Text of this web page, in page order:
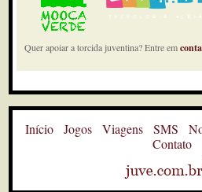
Quer apoiar a torcida juventina? Entre em
Início Jogos Viagens SMS
Contato